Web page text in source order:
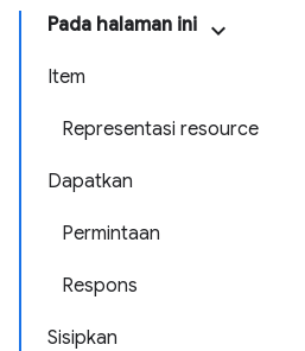
Pada halaman ini
Item
Representasi resource
Dapatkan
Permintaan
Respons
Sisipkan